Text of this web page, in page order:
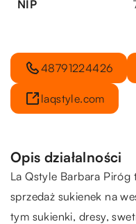
NIP
48791224426
laqstyle.com
Opis działalności
La Qstyle Barbara
sprzedaż sukienek na
tym sukienki, dresy,